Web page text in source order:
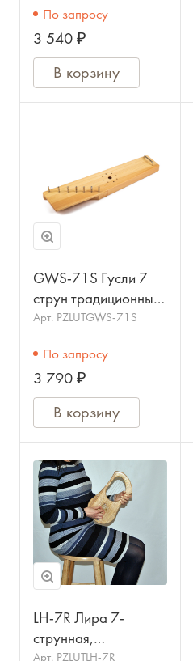
По запросу
3 540 ₽
В корзину
GWS-71S Гусли 7
струн традиционные,
крыловидные, цвет
Арт. PZLUTGWS-71S
По запросу
3 790 ₽
В корзину
LH-7R Лира 7-
струнная,
Арт. PZLUTLH-7R